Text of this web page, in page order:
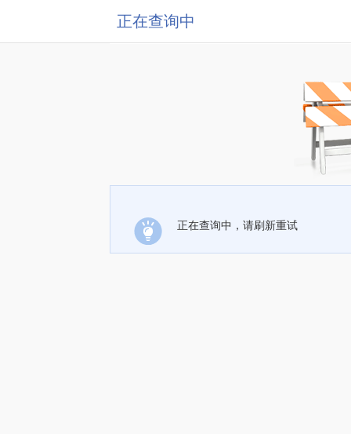
正在查询中
正在查询中，请刷新重试